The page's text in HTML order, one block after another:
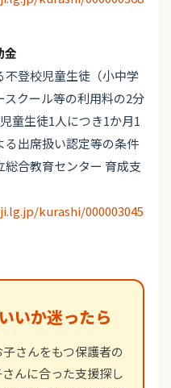
金
登校児童生徒（小中学
クール等の利用料の2分
童生徒1人につき1か月1
る出席扱い認定等の条件
合教育センター 育成支
kurashi/000003045
いか迷ったら
さんをもつ保護者の
んに合った支援探し